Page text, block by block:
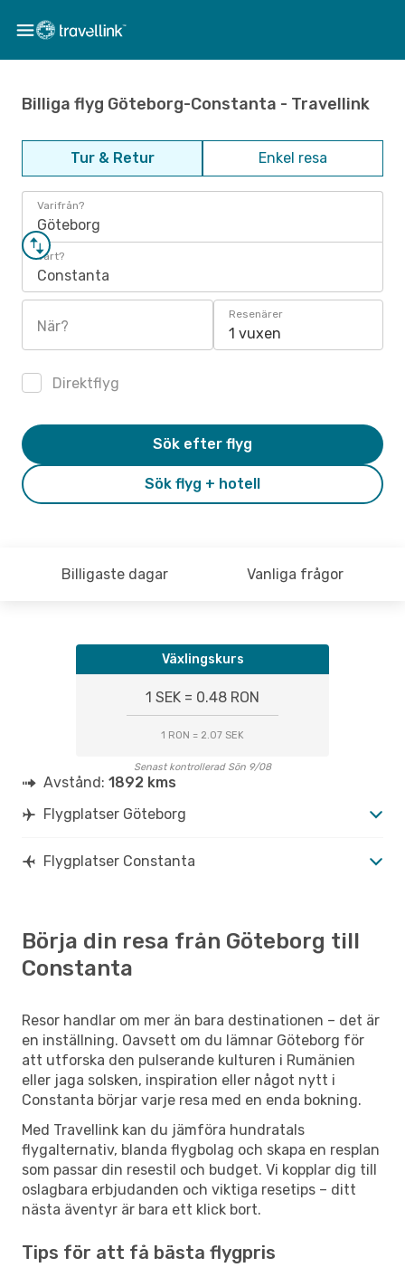
Billiga flyg Göteborg-Constanta - Travellink
Tur & Retur Enkel resa
Varifrån?
Göteborg
Vart?
Constanta
När?
Resenärer
1 vuxen
Direktflyg
Sök flyg + hotell
Sök efter flyg
Billigaste dagar Vanliga frågor
Växlingskurs
1 SEK = 0.48 RON
1 RON = 2.07 SEK
Senast kontrollerad Sön 9/08
Avstånd: 1892 kms
Flygplatser Göteborg
Flygplatser Constanta
Börja din resa från Göteborg till
Constanta
Resor handlar om mer än bara destinationen – det är
en inställning. Oavsett om du lämnar Göteborg för
att utforska den pulserande kulturen i Rumänien
eller jaga solsken, inspiration eller något nytt i
Constanta börjar varje resa med en enda bokning.
Med Travellink kan du jämföra hundratals
flygalternativ, blanda flygbolag och skapa en resplan
som passar din resestil och budget. Vi kopplar dig till
oslagbara erbjudanden och viktiga resetips – ditt
nästa äventyr är bara ett klick bort.
Tips för att få bästa flygpris